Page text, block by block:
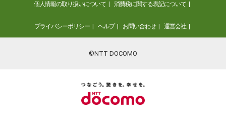
個人情報の取り扱いについて 消費税に関する表記について
プライバシーポリシー ヘルプ お問い合わせ 運営会社
©NTT DOCOMO